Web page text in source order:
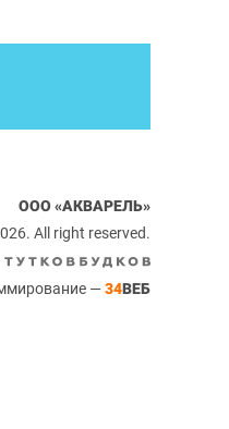
ООО «АКВАРЕЛЬ»
All right reserved.
— 34ВЕБ